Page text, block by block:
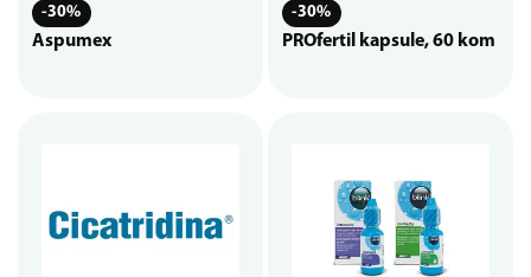
-30%
Aspumex
-30%
PROfertil kapsule, 60 kom